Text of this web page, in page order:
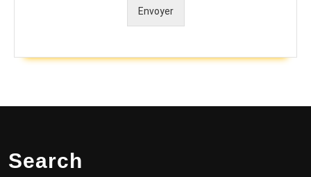
Envoyer
Search